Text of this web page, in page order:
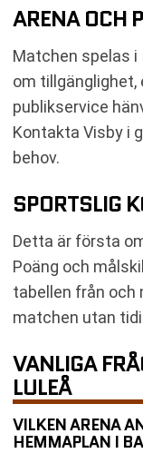
ARENA OCH
Matchen spelas i
om tillgänglighet,
publikservice
Kontakta Visby i
behov.
SPORTSLIG
Detta är första
Poäng och
tabellen från och
matchen utan
VANLIGA
LULEÅ
VILKEN ARENA
HEMMAPLAN I